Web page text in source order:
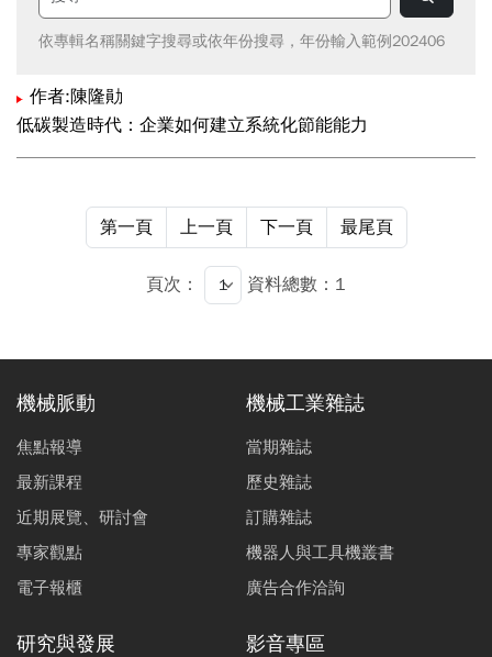
依專輯名稱關鍵字搜尋或依年份搜尋，年份輸入範例202406
作者:陳隆勛
低碳製造時代：企業如何建立系統化節能能力
第一頁 上一頁 下一頁 最尾頁
頁次： 資料總數：1
機械脈動
焦點報導
最新課程
近期展覽、研討會
專家觀點
電子報櫃
機械工業雜誌
當期雜誌
歷史雜誌
訂購雜誌
機器人與工具機叢書
廣告合作洽詢
研究與發展 影音專區